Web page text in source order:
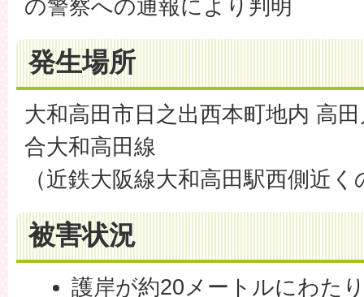
の警察への通報により判明
発生場所
大和高田市日之出西本町地内 高
合大和高田線
（近鉄大阪線大和高田駅西側近
被害状況
護岸が約20メートルにわた